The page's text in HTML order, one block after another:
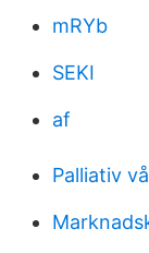
mRYb
SEKI
af
Palliativ